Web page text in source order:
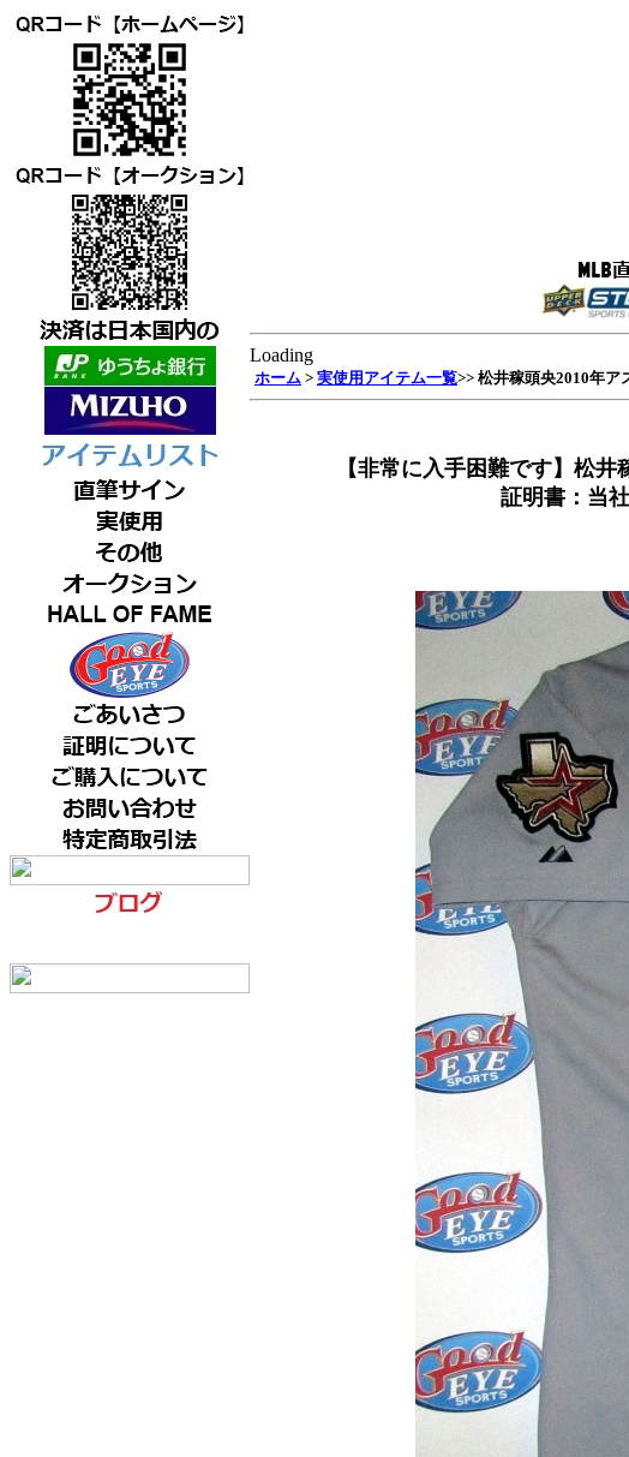
Loading
ホーム > 実使用アイテム一覧>> 松井稼頭央2010年
【非常に入手困難です】松
証明書：当